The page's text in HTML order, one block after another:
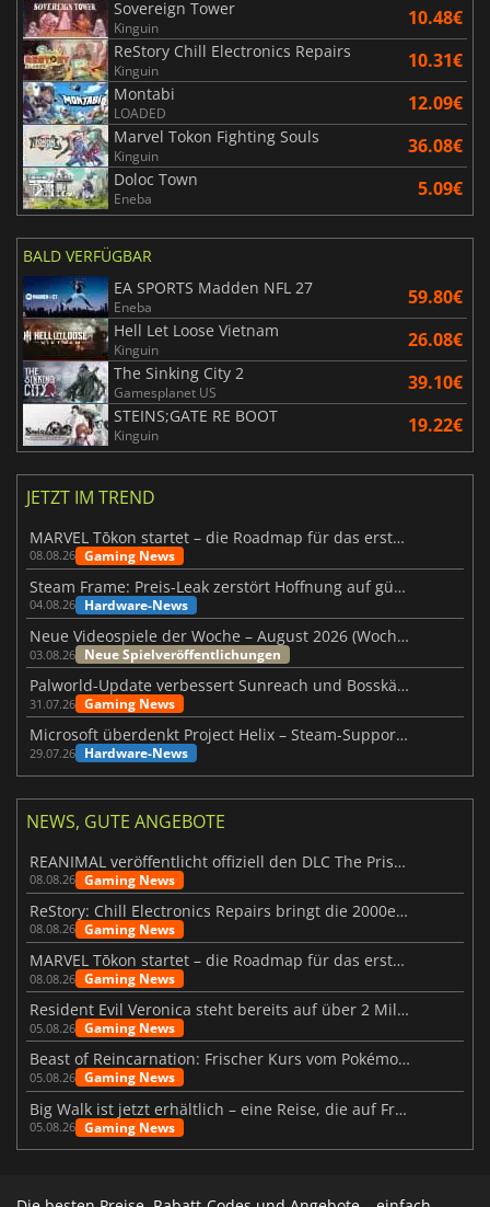
Sovereign Tower
Kinguin 10.48€
ReStory Chill Electronics Repairs
Kinguin 10.31€
Montabi
LOADED 12.09€
Marvel Tokon Fighting Souls
Kinguin 36.08€
Doloc Town
Eneba 5.09€
BALD VERFÜGBAR
EA SPORTS Madden NFL 27
Eneba 59.80€
Hell Let Loose Vietnam
Kinguin 26.08€
The Sinking City 2
Gamesplanet US 39.10€
STEINS;GATE RE BOOT
Kinguin 19.22€
JETZT IM TREND
MARVEL Tōkon startet – die Roadmap für das erste Jahr wurde vorgestellt
08.08.26 Gaming News
Steam Frame: Preis-Leak zerstört Hoffnung auf günstiges VR-Headset
04.08.26 Hardware-News
Neue Videospiele der Woche – August 2026 (Woche 32)
03.08.26 Neue Spielveröffentlichungen
Palworld-Update verbessert Sunreach und Bosskämpfe deutlich
31.07.26 Gaming News
Microsoft überdenkt Project Helix – Steam-Support gefährdet
29.07.26 Hardware-News
NEWS, GUTE ANGEBOTE
REANIMAL veröffentlicht offiziell den DLC The Prisoner
08.08.26 Gaming News
ReStory: Chill Electronics Repairs bringt die 2000er zurück
08.08.26 Gaming News
MARVEL Tōkon startet – die Roadmap für das erste Jahr wurde vorgestellt
08.08.26 Gaming News
Resident Evil Veronica steht bereits auf über 2 Millionen Wunschlisten
05.08.26 Gaming News
Beast of Reincarnation: Frischer Kurs vom Pokémon-Studio
05.08.26 Gaming News
Big Walk ist jetzt erhältlich – eine Reise, die auf Freundschaft basiert
05.08.26 Gaming News